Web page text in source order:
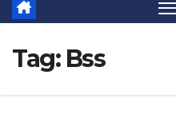
Tag: Bss